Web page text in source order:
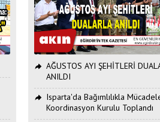
AĞUSTOS AYI ŞEHİTLERİ
ANILDI
Isparta'da Bağımlılıkla
Koordinasyon Kurulu Toplandı